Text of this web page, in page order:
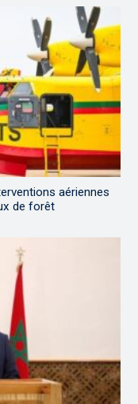
aériennes
de forêt